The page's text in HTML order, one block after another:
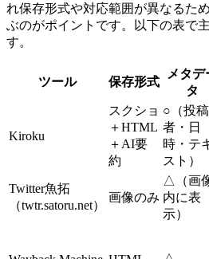
れ保存形式や対応範囲が異なるた
ぶのがポイントです。以下の表で
す。
ツール 保存形式
メタデ
タ
Kiroku
スクショ
＋HTML
＋AI要
約
○（投稿
者・日
時・テ
スト）
Twitter魚拓
（twtr.satoru.net）
画像のみ
△（画
内に表
示）